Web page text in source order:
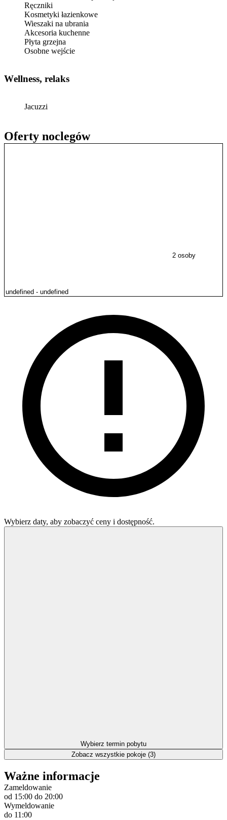
Oferty noclegów
2 osoby
Wybierz daty, aby zobaczyć ceny i dostępność.
Wybierz termin pobytu
Zobacz wszystkie pokoje (3)
Ręczniki
Kosmetyki łazienkowe
Wieszaki na ubrania
Akcesoria kuchenne
Płyta grzejna
Osobne wejście
Wellness, relaks
Jacuzzi
Ważne informacje
Zameldowanie
od 15:00 do 20:00
Wymeldowanie
do 11:00